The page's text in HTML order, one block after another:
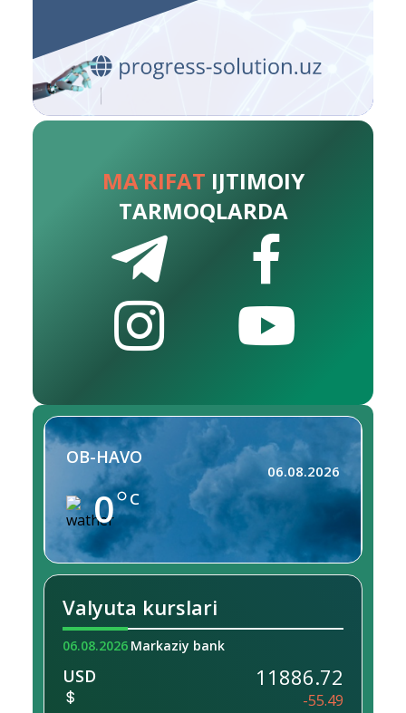
MA’RIFAT IJTIMOIY
TARMOQLARDA
OB-HAVO
0 C
06.08.2026
Valyuta kurslari
06.08.2026 Markaziy bank
USD 11886.72
-55.49